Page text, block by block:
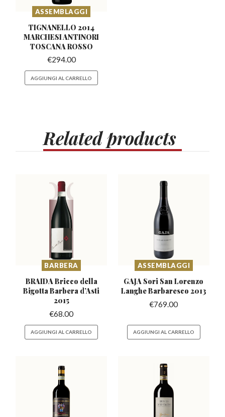
ASSEMBLAGGI
TIGNANELLO 2014
MARCHESIANTINORI
TOSCANA ROSSO
€294.00
AGGIUNGI AL CARRELLO
Relatedproducts
BARBERA
BRAIDA Bricco della
BigottaBarbera d’Asti
2015
€68.00
AGGIUNGI AL CARRELLO
ASSEMBLAGGI
GAJA Sori San Lorenzo
LangheBarbaresco 2013
€769.00
AGGIUNGI AL CARRELLO